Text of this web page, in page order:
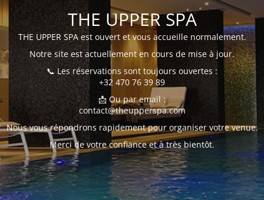
THE UPPER SPA
THE UPPER SPA est ouvert et vous accueille normalement.
Notre site est actuellement en cours de mise à jour.
📞 Les réservations sont toujours ouvertes :
+32 470 76 39 89
📩 Ou par email :
contact@theupperspa.com
Nous vous répondrons rapidement pour organiser votre venue.
Merci de votre confiance et à très bientôt.